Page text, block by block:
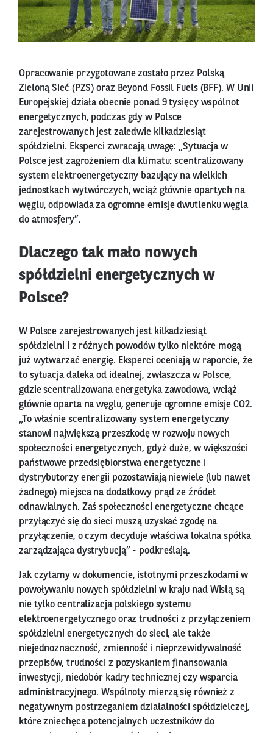
Opracowanie przygotowane zostało przez Polską
Zieloną Sieć (PZS) oraz Beyond Fossil Fuels (BFF). W Unii
Europejskiej działa obecnie ponad 9 tysięcy wspólnot
energetycznych, podczas gdy w Polsce
zarejestrowanych jest zaledwie kilkadziesiąt
spółdzielni. Eksperci zwracają uwagę: „Sytuacja w
Polsce jest zagrożeniem dla klimatu: scentralizowany
system elektroenergetyczny bazujący na wielkich
jednostkach wytwórczych, wciąż głównie opartych na
węglu, odpowiada za ogromne emisje dwutlenku węgla
do atmosfery”.
Dlaczego tak mało nowych
spółdzielni energetycznych w
Polsce?
W Polsce zarejestrowanych jest kilkadziesiąt
spółdzielni i z różnych powodów tylko niektóre mogą
już wytwarzać energię. Eksperci oceniają w raporcie, że
to sytuacja daleka od idealnej, zwłaszcza w Polsce,
gdzie scentralizowana energetyka zawodowa, wciąż
głównie oparta na węglu, generuje ogromne emisje CO2.
„To właśnie scentralizowany system energetyczny
stanowi największą przeszkodę w rozwoju nowych
społeczności energetycznych, gdyż duże, w większości
państwowe przedsiębiorstwa energetyczne i
dystrybutorzy energii pozostawiają niewiele (lub nawet
żadnego) miejsca na dodatkowy prąd ze źródeł
odnawialnych. Zaś społeczności energetyczne chcące
przyłączyć się do sieci muszą uzyskać zgodę na
przyłączenie, o czym decyduje właściwa lokalna spółka
zarządzająca dystrybucją” - podkreślają.
Jak czytamy w dokumencie, istotnymi przeszkodami w
powoływaniu nowych spółdzielni w kraju nad Wisłą są
nie tylko centralizacja polskiego systemu
elektroenergetycznego oraz trudności z przyłączeniem
spółdzielni energetycznych do sieci, ale także
niejednoznaczność, zmienność i nieprzewidywalność
przepisów, trudności z pozyskaniem finansowania
inwestycji, niedobór kadry technicznej czy wsparcia
administracyjnego. Wspólnoty mierzą się również z
negatywnym postrzeganiem działalności spółdzielczej,
które zniechęca potencjalnych uczestników do